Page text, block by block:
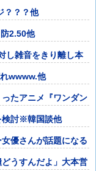
？？？他
2.50他
し雑音をきり離し本
wwww.他
たアニメ『ワンダン
検討※韓国談他
優さんが話題になる
うすんだよ」大本営